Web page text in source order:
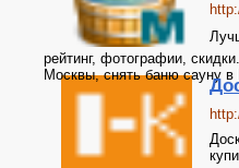
рейтинг, фотографии,
Москвы, снять баню сауну в